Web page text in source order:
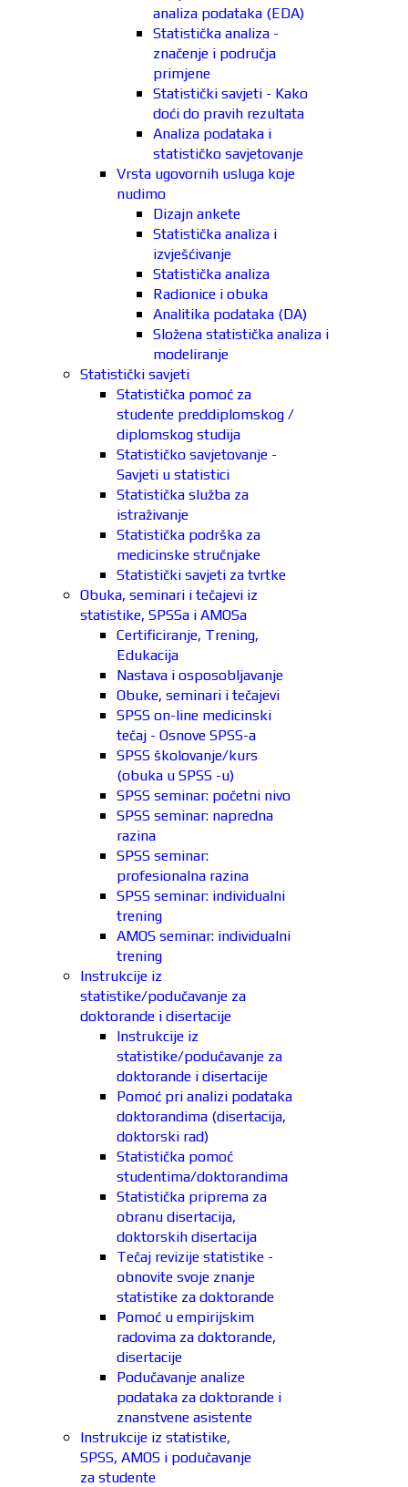
analiza podataka (EDA)
Statistička analiza -
značenje i područja
primjene
Statistički savjeti - Kako
doći do pravih rezultata
Analiza podataka i
statističko savjetovanje
Vrsta ugovornih usluga koje
nudimo
Dizajn ankete
Statistička analiza i
izvješćivanje
Statistička analiza
Radionice i obuka
Analitika podataka (DA)
Složena statistička analiza i
modeliranje
Statistički savjeti
Statistička pomoć za
studente preddiplomskog /
diplomskog studija
Statističko savjetovanje -
Savjeti u statistici
Statistička služba za
istraživanje
Statistička podrška za
medicinske stručnjake
Statistički savjeti za tvrtke
Obuka, seminari i tečajevi iz
statistike, SPSSa i AMOSa
Certificiranje, Trening,
Edukacija
Nastava i osposobljavanje
Obuke, seminari i tečajevi
SPSS on-line medicinski
tečaj - Osnove SPSS-a
SPSS školovanje/kurs
(obuka u SPSS -u)
SPSS seminar: početni nivo
SPSS seminar: napredna
razina
SPSS seminar:
profesionalna razina
SPSS seminar: individualni
trening
AMOS seminar: individualni
trening
Instrukcije iz
statistike/podučavanje za
doktorande i disertacije
Instrukcije iz
statistike/podučavanje za
doktorande i disertacije
Pomoć pri analizi podataka
doktorandima (disertacija,
doktorski rad)
Statistička pomoć
studentima/doktorandima
Statistička priprema za
obranu disertacija,
doktorskih disertacija
Tečaj revizije statistike -
obnovite svoje znanje
statistike za doktorande
Pomoć u empirijskim
radovima za doktorande,
disertacije
Podučavanje analize
podataka za doktorande i
znanstvene asistente
Instrukcije iz statistike,
SPSS, AMOS i podučavanje
za studente